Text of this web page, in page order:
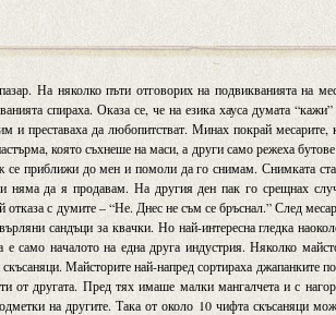
На няколко пъти отговорих на подвикванията на
спираха. Оказа се, че на езика хауса думата
и преставаха да любопитстват. Минах покрай месарите,
която съхнеше на маси, а други само режеха
се приближи до мен и помоли да го снимам. Снимката
и няма да я продавам. На другия ден пак го срещнах
отказа с думите – “Не. Днес не съм се бръснал.” След
сандъци за квачки. Но най-интересна гледка
само началото на една друга индустрия. Няколко
Майсторите най-напред сортираха джапанките
от другата. Пред тях имаше малки мангалчета и с
на другите. Така от около 10 чифта скъсаняци